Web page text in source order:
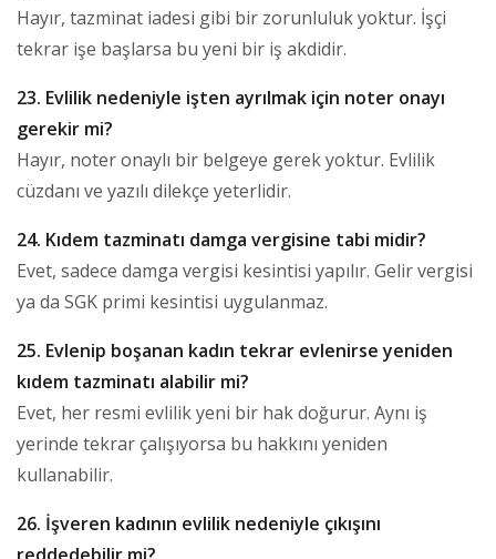
Hayır, tazminat iadesi gibi bir zorunluluk yoktur. İşçi
tekrar işe başlarsa bu yeni bir iş akdidir.
23. Evlilik nedeniyle işten ayrılmak için noter onayı
gerekir mi?
Hayır, noter onaylı bir belgeye gerek yoktur. Evlilik
cüzdanı ve yazılı dilekçe yeterlidir.
24. Kıdem tazminatı damga vergisine tabi midir?
Evet, sadece damga vergisi kesintisi yapılır. Gelir vergisi
ya da SGK primi kesintisi uygulanmaz.
25. Evlenip boşanan kadın tekrar evlenirse yeniden
kıdem tazminatı alabilir mi?
Evet, her resmi evlilik yeni bir hak doğurur. Aynı iş
yerinde tekrar çalışıyorsa bu hakkını yeniden
kullanabilir.
26. İşveren kadının evlilik nedeniyle çıkışını